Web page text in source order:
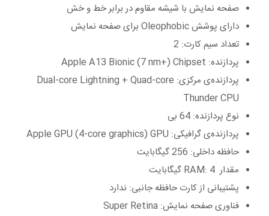
صفحه نمایش با شیشه مقاوم در برابر خط و خش
دارای پوشش Oleophobic برای صفحه نمایش
تعداد سیم کارت: 2
پردازنده: Apple A13 Bionic (7 nm+) Chipset
پردازنده‌ی مرکزی: Dual-core Lightning + Quad-core
Thunder CPU
نوع پردازنده: 64 بی
پردازنده‌ی گرافیکی: Apple GPU (4-core graphics) GPU
حافظه داخلی: 256 گیگابایت
مقدار RAM: 4 گیگابایت
پشتیبانی از کارت حافظه جانبی: ندارد
فناوری صفحه نمایش: Super Retina